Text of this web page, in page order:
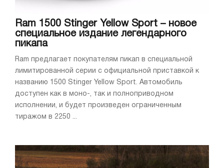
Ram 1500 Stinger Yellow Sport – новое
специальное издание легендарного
пикапа
Ram предлагает покупателям пикап в специальной
лимитированной серии с официальной приставкой к
названию 1500 Stinger Yellow Sport. Автомобиль
доступен как в моно-, так и полноприводном
исполнении, и будет произведен ограниченным
тиражом в 2250 ...